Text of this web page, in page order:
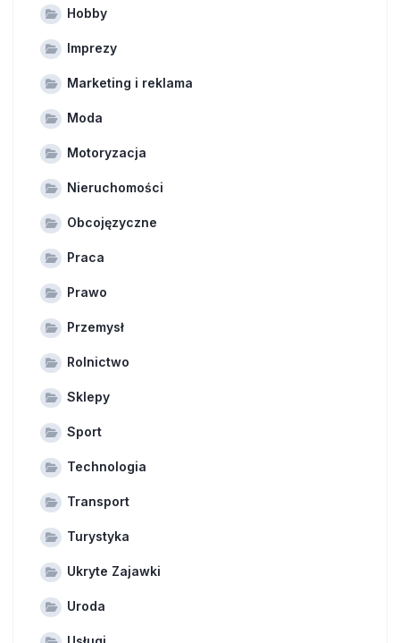
Hobby
Imprezy
Marketing i reklama
Moda
Motoryzacja
Nieruchomości
Obcojęzyczne
Praca
Prawo
Przemysł
Rolnictwo
Sklepy
Sport
Technologia
Transport
Turystyka
Ukryte Zajawki
Uroda